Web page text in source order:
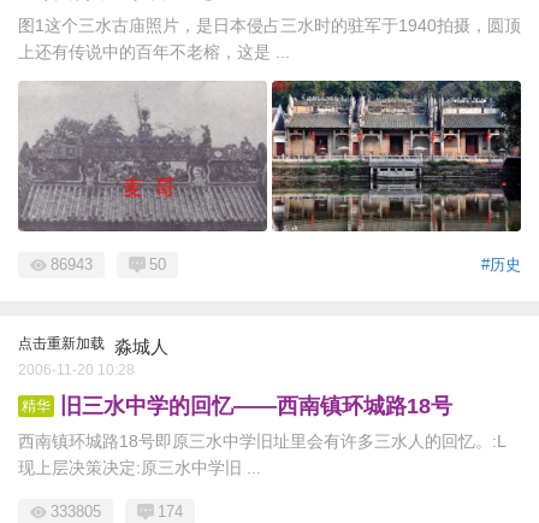
图1这个三水古庙照片，是日本侵占三水时的驻军于1940拍摄，圆顶
上还有传说中的百年不老榕，这是 ...
#历史
86943 50
点击重新加载 淼城人
2006-11-20 10:28
精华 旧三水中学的回忆——西南镇环城路18号
西南镇环城路18号即原三水中学旧址里会有许多三水人的回忆。:L
现上层决策决定:原三水中学旧 ...
333805 174